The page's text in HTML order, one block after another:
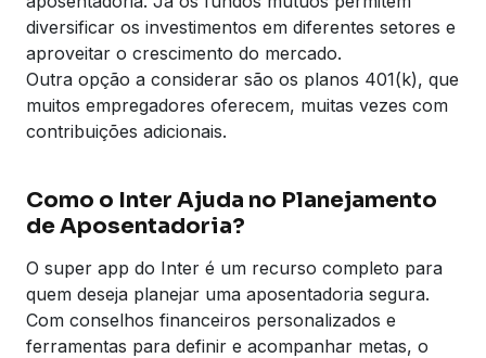
diversificar os investimentos em diferentes setores e
aproveitar o crescimento do mercado.
Outra opção a considerar são os planos 401(k), que
muitos empregadores oferecem, muitas vezes com
contribuições adicionais.
Como o Inter Ajuda no Planejamento
de Aposentadoria?
O super app do Inter é um recurso completo para
quem deseja planejar uma aposentadoria segura.
Com conselhos financeiros personalizados e
ferramentas para definir e acompanhar metas, o